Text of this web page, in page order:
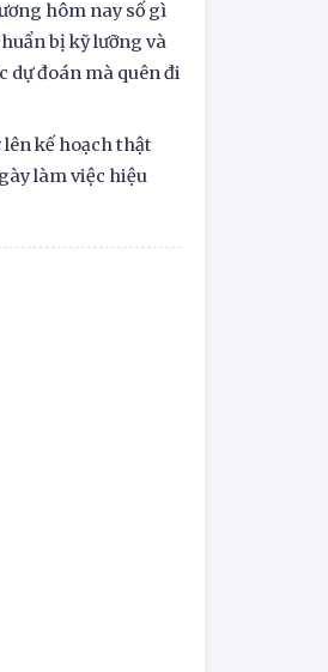
hôm nay số gì
bị kỹ lưỡng và
dự đoán mà quên đi
kế hoạch thật
làm việc hiệu